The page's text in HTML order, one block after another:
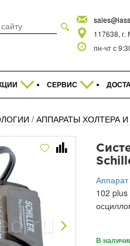
117638,
пн-чт с
СЕРВИС
/ АППАРАТЫ ХОЛТЕРА
102
В